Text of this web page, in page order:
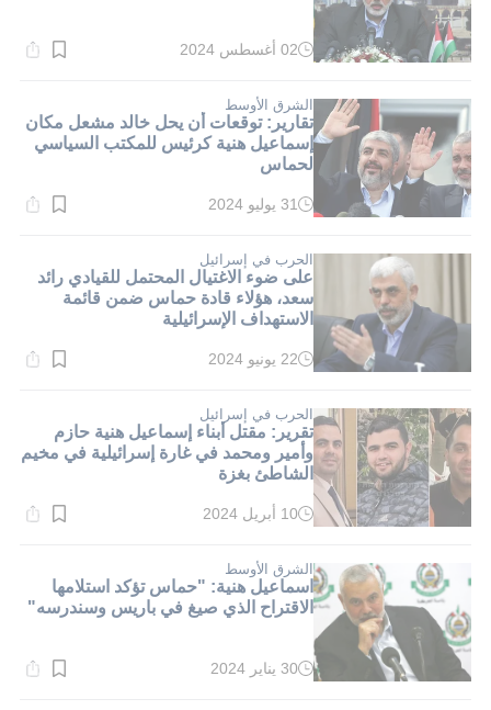
وقت
دقيقة.
02 أغسطس 2024
الشرق الأوسط
تقارير: توقعات أن يحل خالد مشعل مكان
إسماعيل هنية كرئيس للمكتب السياسي
لحماس
وقت
دقيقة.
31 يوليو 2024
الحرب في إسرائيل
على ضوء الاغتيال المحتمل للقيادي رائد
سعد، هؤلاء قادة حماس ضمن قائمة
الاستهداف الإسرائيلية
وقت
دقيقة.
22 يونيو 2024
الحرب في إسرائيل
تقرير: مقتل أبناء إسماعيل هنية حازم
وأمير ومحمد في غارة إسرائيلية في مخيم
الشاطئ بغزة
وقت
دقيقة.
10 أبريل 2024
الشرق الأوسط
اسماعيل هنية: "حماس تؤكد استلامها
الاقتراح الذي صيغ في باريس وسندرسه"
وقت
30 يناير 2024